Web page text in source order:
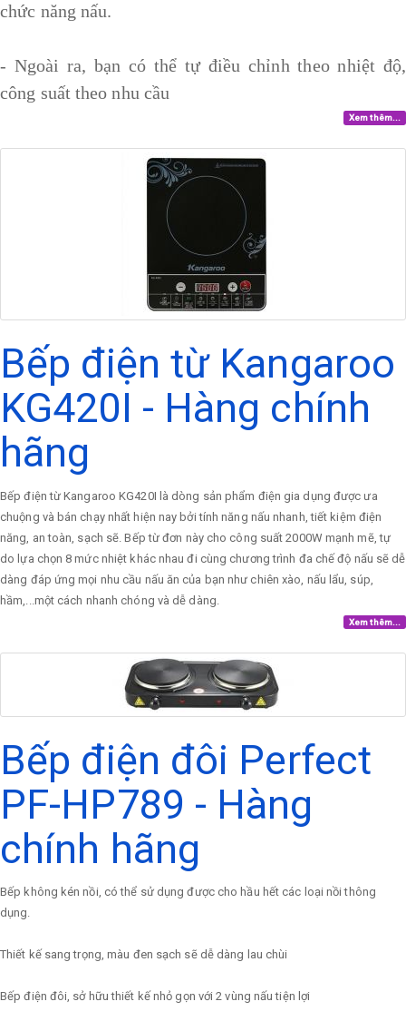
chức năng nấu.
- Ngoài ra, bạn có thể tự điều chỉnh theo nhiệt độ,
công suất theo nhu cầu
Xem thêm...
Bếp điện từ Kangaroo
KG420I - Hàng chính
hãng
Bếp điện từ Kangaroo KG420I là dòng sản phẩm điện gia dụng được ưa
chuộng và bán chạy nhất hiện nay bởi tính năng nấu nhanh, tiết kiệm điện
năng, an toàn, sạch sẽ. Bếp từ đơn này cho công suất 2000W mạnh mẽ, tự
do lựa chọn 8 mức nhiệt khác nhau đi cùng chương trình đa chế độ nấu sẽ dễ
dàng đáp ứng mọi nhu cầu nấu ăn của bạn như chiên xào, nấu lẩu, súp,
hầm,...một cách nhanh chóng và dễ dàng.
Xem thêm...
Bếp điện đôi Perfect
PF-HP789 - Hàng
chính hãng
Bếp không kén nồi, có thể sử dụng được cho hầu hết các loại nồi thông
dụng.
Thiết kế sang trọng, màu đen sạch sẽ dễ dàng lau chùi
Bếp điện đôi, sở hữu thiết kế nhỏ gọn với 2 vùng nấu tiện lợi